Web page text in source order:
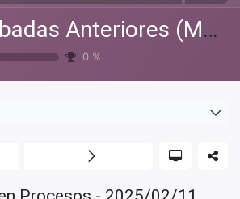
Clases Grabadas Anteriores (Material de apoyo para alumnos)
0 %